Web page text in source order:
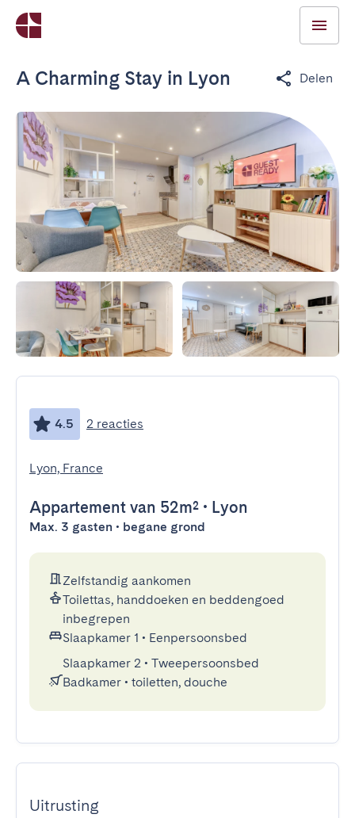
A Charming Stay in Lyon Delen
4.5 2 reacties
Lyon, France
Appartement van 52m² • Lyon
Max. 3 gasten • begane grond
Zelfstandig aankomen
Toilettas, handdoeken en beddengoed
inbegrepen
Slaapkamer 1 • Eenpersoonsbed
Slaapkamer 2 • Tweepersoonsbed
Badkamer • toiletten, douche
Uitrusting